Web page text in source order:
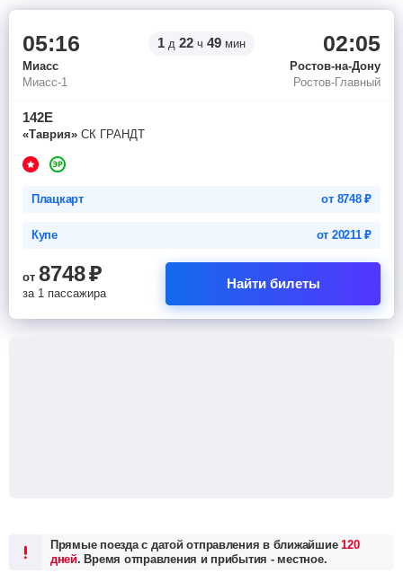
05:16 1 д 22 ч 49 мин 02:05
Миасс
Ростов-на-Дону
Миасс-1
Ростов-Главный
142Е
«Таврия» СК ГРАНДТ
Плацкарт от 8748₽
Купе от 20211₽
от 8748₽
за 1 пассажира
Найти билеты
Прямые поезда с датой отправления в ближайшие120
дней. Время отправления и прибытия - местное.